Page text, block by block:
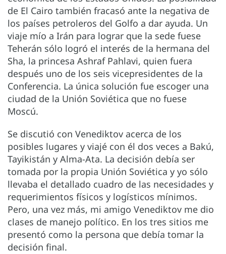
de El Cairo también fracasó ante la negativa de
los países petroleros del Golfo a dar ayuda. Un
viaje mío a Irán para lograr que la sede fuese
Teherán sólo logró el interés de la hermana del
Sha, la princesa Ashraf Pahlavi, quien fuera
después uno de los seis vicepresidentes de la
Conferencia. La única solución fue escoger una
ciudad de la Unión Soviética que no fuese
Moscú.
Se discutió con Venediktov acerca de los
posibles lugares y viajé con él dos veces a Bakú,
Tayikistán y Alma-Ata. La decisión debía ser
tomada por la propia Unión Soviética y yo sólo
llevaba el detallado cuadro de las necesidades y
requerimientos físicos y logísticos mínimos.
Pero, una vez más, mi amigo Venediktov me dio
clases de manejo político. En los tres sitios me
presentó como la persona que debía tomar la
decisión final.